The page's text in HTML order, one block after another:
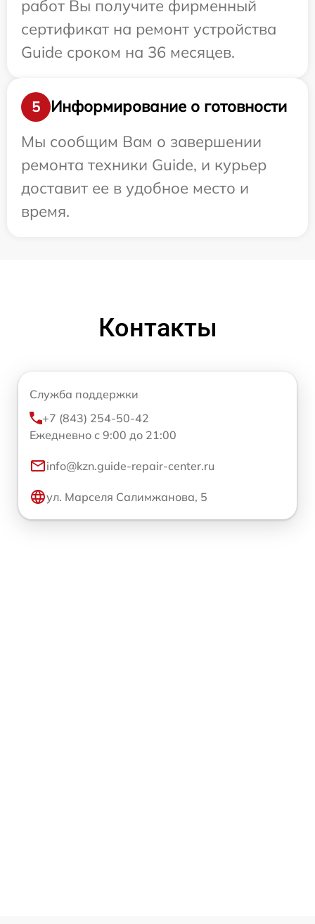
работ Вы получите фирменный
сертификат на ремонт устройства
Guide сроком на 36 месяцев.
5
Информирование о готовности
Мы сообщим Вам о завершении
ремонта техники Guide, и курьер
доставит ее в удобное место и
время.
Контакты
Служба поддержки
+7 (843) 254-50-42
Ежедневно с 9:00 до 21:00
info@kzn.guide-repair-center.ru
ул. Марселя Салимжанова, 5